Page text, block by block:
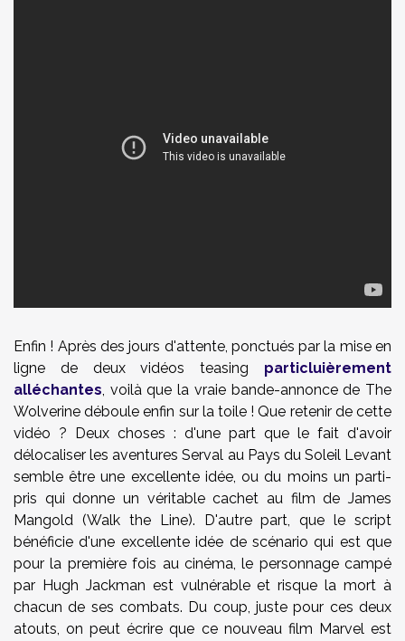
Enfin ! Après des jours d'attente, ponctués par la mise en
ligne de deux vidéos teasing particluièrement
alléchantes, voilà que la vraie bande-annonce de The
Wolverine déboule enfin sur la toile ! Que retenir de cette
vidéo ? Deux choses : d'une part que le fait d'avoir
délocaliser les aventures Serval au Pays du Soleil Levant
semble être une excellente idée, ou du moins un parti-
pris qui donne un véritable cachet au film de James
Mangold (Walk the Line). D'autre part, que le script
bénéficie d'une excellente idée de scénario qui est que
pour la première fois au cinéma, le personnage campé
par Hugh Jackman est vulnérable et risque la mort à
chacun de ses combats. Du coup, juste pour ces deux
atouts, on peut écrire que ce nouveau film Marvel est